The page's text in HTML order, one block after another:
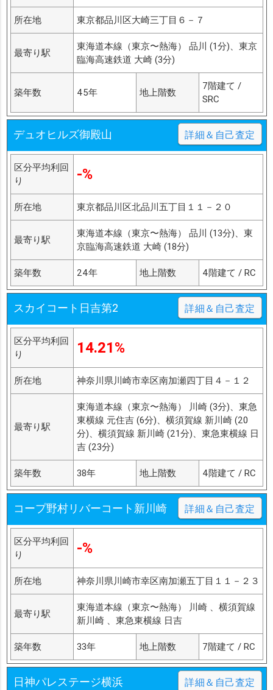
所在地 東京都品川区大崎三丁目６－７
最寄り駅
東海道本線（東京〜熱海） 品川 (1分)、東京
臨海高速鉄道 大崎 (3分)
築年数 45年 地上階数
7階建て /
SRC
デュオヒルズ御殿山 詳細＆自己査定
区分平均利回
り
-%
所在地 東京都品川区北品川五丁目１１－２０
最寄り駅
東海道本線（東京〜熱海） 品川 (13分)、東
京臨海高速鉄道 大崎 (18分)
築年数 24年 地上階数 4階建て / RC
スカイコート日吉第2 詳細＆自己査定
区分平均利回
り
14.21%
所在地 神奈川県川崎市幸区南加瀬四丁目４－１２
最寄り駅
東海道本線（東京〜熱海） 川崎 (3分)、東急
東横線 元住吉 (6分)、横須賀線 新川崎 (20
分)、横須賀線 新川崎 (21分)、東急東横線 日
吉 (23分)
築年数 38年 地上階数 4階建て / RC
コープ野村リバーコート新川崎 詳細＆自己査定
区分平均利回
り
-%
所在地 神奈川県川崎市幸区南加瀬五丁目１１－２３
最寄り駅
東海道本線（東京〜熱海） 川崎 、横須賀線
新川崎 、東急東横線 日吉
築年数 33年 地上階数 7階建て / RC
日神パレステージ横浜 詳細＆自己査定